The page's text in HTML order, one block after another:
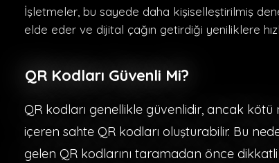
İşletmeler, bu sayede daha kişiselleştirilmiş
elde eder ve dijital çağın getirdiği yeniliklere
QR Kodları Güvenli Mi?
QR kodları genellikle güvenlidir, ancak kötü
içeren sahte QR kodları oluşturabilir. Bu
gelen QR kodlarını taramadan önce